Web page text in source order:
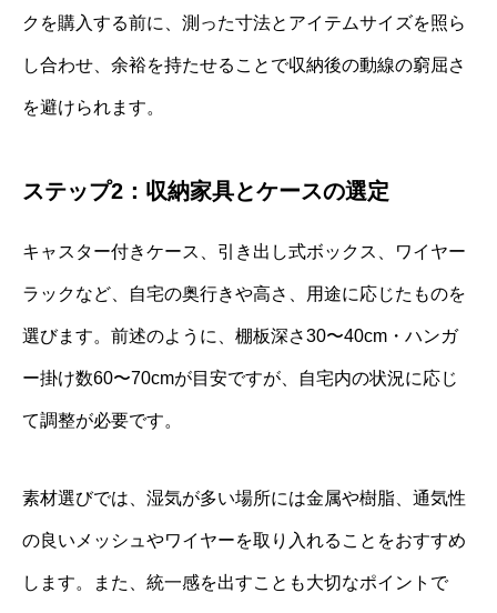
クを購入する前に、測った寸法とアイテムサイズを照ら
し合わせ、余裕を持たせることで収納後の動線の窮屈さ
を避けられます。
ステップ2：収納家具とケースの選定
キャスター付きケース、引き出し式ボックス、ワイヤー
ラックなど、自宅の奥行きや高さ、用途に応じたものを
選びます。前述のように、棚板深さ30〜40cm・ハンガ
ー掛け数60〜70cmが目安ですが、自宅内の状況に応じ
て調整が必要です。
素材選びでは、湿気が多い場所には金属や樹脂、通気性
の良いメッシュやワイヤーを取り入れることをおすすめ
します。また、統一感を出すことも大切なポイントで